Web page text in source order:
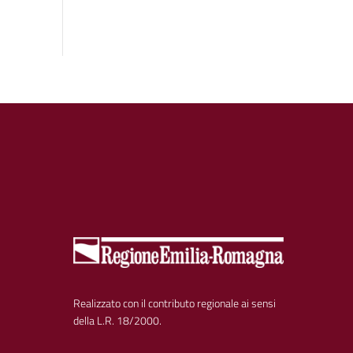
Realizzato con il contributo regionale ai sensi
della L.R. 18/2000.